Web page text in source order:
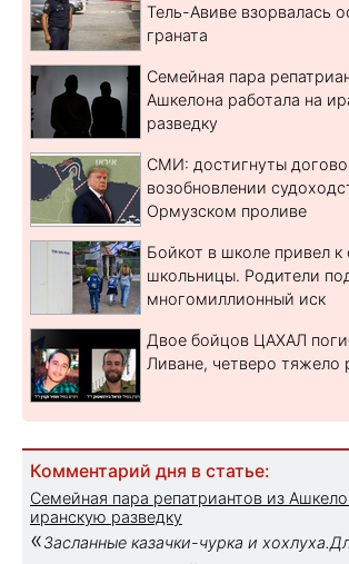
Тель-Авиве взорвалась
граната
Семейная пара
Ашкелона работала на
разведку
СМИ: достигнуты
возобновлении
Ормузском проливе
Бойкот в школе привел
школьницы. Родители
многомиллионный иск
Двое бойцов ЦАХАЛ
Ливане, четверо тяжело
Комментарий дня в статье:
Семейная пара репатриантов из
иранскую разведку
«Засланные казачки-чурка и